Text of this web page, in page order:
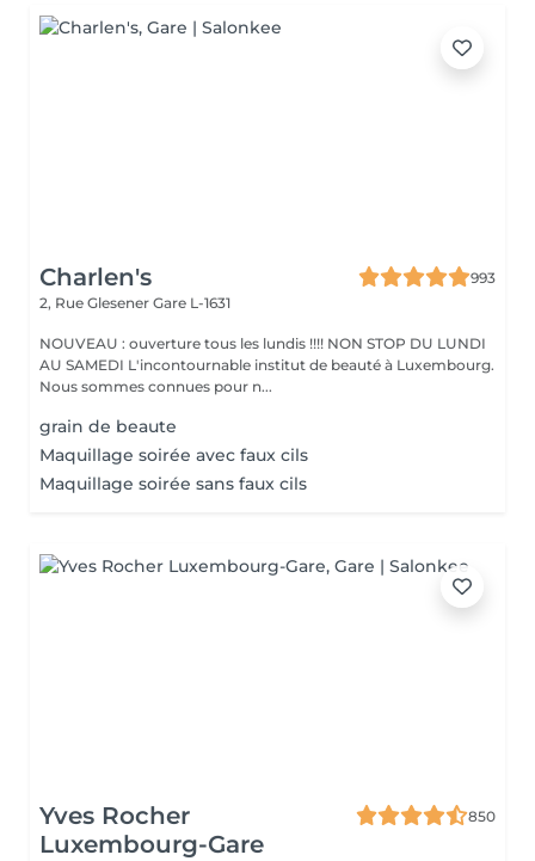
Charlen's
993
2, Rue Glesener Gare L-1631
NOUVEAU : ouverture tous les lundis !!!! NON STOP DU LUNDI
AU SAMEDI L'incontournable institut de beauté à Luxembourg.
Nous sommes connues pour n...
grain de beaute
Maquillage soirée avec faux cils
Maquillage soirée sans faux cils
Yves Rocher
Luxembourg-Gare
850